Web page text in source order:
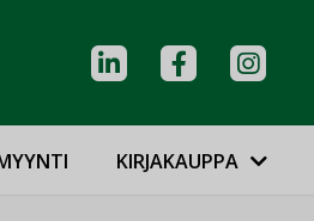
KIRJAKAUPPA